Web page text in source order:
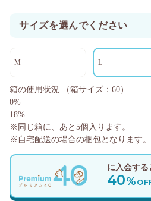
サイズを選んでください
M L
に入会する
40%
箱の使用状況
（箱サイズ：60）
0%
18%
※同じ箱に、あと 5個入ります。
※自宅配送の場合の梱包となります。